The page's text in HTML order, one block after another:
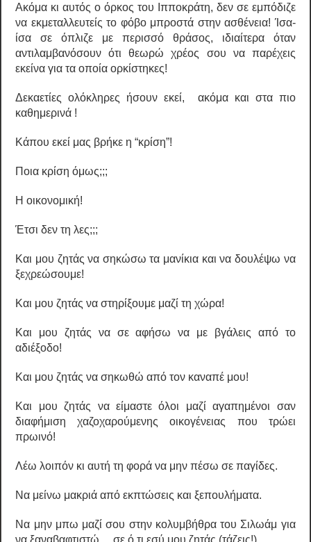
Ακόμα κι αυτός ο όρκος του Ιπποκράτη, δεν σε εμπόδιζε
να εκμεταλλευτείς το φόβο μπροστά στην ασθένεια! Ίσα-
ίσα σε όπλιζε με περισσό θράσος, ιδιαίτερα όταν
αντιλαμβανόσουν ότι θεωρώ χρέος σου να παρέχεις
εκείνα για τα οποία ορκίστηκες!
Δεκαετίες ολόκληρες ήσουν εκεί, ακόμα και στα πιο
καθημερινά !
Κάπου εκεί μας βρήκε η “κρίση”!
Ποια κρίση όμως;;;
Η οικονομική!
Έτσι δεν τη λες;;;
Και μου ζητάς να σηκώσω τα μανίκια και να δουλέψω να
ξεχρεώσουμε!
Και μου ζητάς να στηρίξουμε μαζί τη χώρα!
Και μου ζητάς να σε αφήσω να με βγάλεις από το
αδιέξοδο!
Και μου ζητάς να σηκωθώ από τον καναπέ μου!
Και μου ζητάς να είμαστε όλοι μαζί αγαπημένοι σαν
διαφήμιση χαζοχαρούμενης οικογένειας που τρώει
πρωινό!
Λέω λοιπόν κι αυτή τη φορά να μην πέσω σε παγίδες.
Να μείνω μακριά από εκπτώσεις και ξεπουλήματα.
Να μην μπω μαζί σου στην κολυμβήθρα του Σιλωάμ για
να ξαναβαφτιστώ …σε ό,τι εσύ μου ζητάς (τάζεις!).